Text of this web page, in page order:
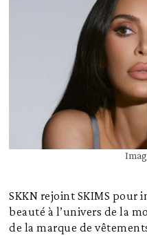
SKKN rejoint SKIMS pour
beauté à l’univers de la
de la marque de